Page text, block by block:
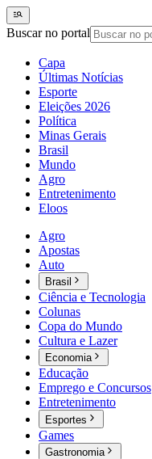
Buscar no portal
Capa
Últimas Notícias
Esporte
Eleições 2026
Política
Minas Gerais
Brasil
Mundo
Agro
Entretenimento
Eloos
Agro
Apostas
Auto
Brasil
Ciência e Tecnologia
Colunas
Copa do Mundo
Cultura e Lazer
Economia
Educação
Emprego e Concursos
Entretenimento
Esportes
Games
Gastronomia